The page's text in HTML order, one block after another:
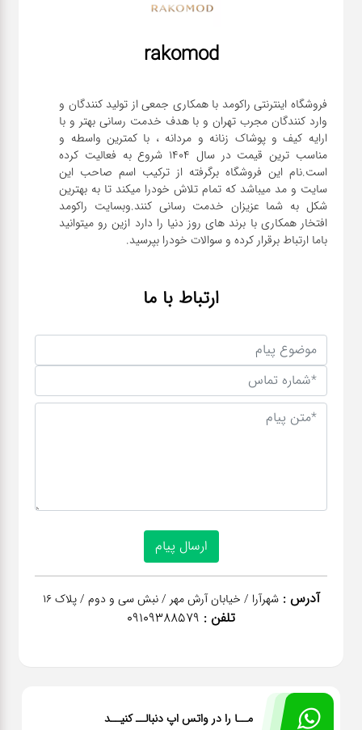
rakomod
فروشگاه اینترنتی راکومد با همکاری جمعی از تولید کنندگان و
وارد کنندگان مجرب تهران و با هدف خدمت رسانی بهتر و با
ارایه کیف و پوشاک زنانه و مردانه ، با کمترین واسطه و
مناسب ترین قیمت در سال 1404 شروع به فعالیت کرده
است.نام این فروشگاه برگرفته از ترکیب اسم صاحب این
سایت و مد میباشد که تمام تلاش خودرا میکند تا به بهترین
شکل به شما عزیزان خدمت رسانی کنند.وبسایت راکومد
افتخار همکاری با برند های روز دنیا را دارد ازین رو میتوانید
باما ارتباط برقرار کرده و سوالات خودرا بپرسید.
ارتباط با ما
آدرس : شهرآرا / خیابان آرش مهر / نبش سی و دوم / پلاک 16
تلفن : 09109388579
مــا را در واتس اپ دنبالــ کنیــد